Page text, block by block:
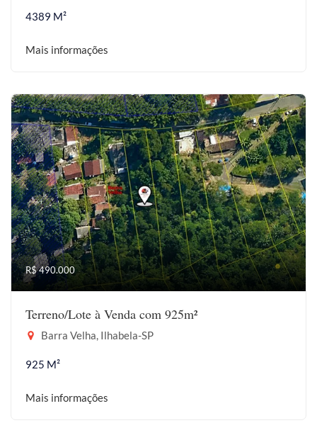
4389 M²
Mais informações
R$ 490.000
Terreno/Lote à Venda com 925m²
Barra Velha, Ilhabela-SP
925 M²
Mais informações